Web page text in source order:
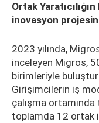
Ortak
inovasyon
2023 yılında,
inceleyen Migros,
birimleriyle
Girişimcilerin iş
çalışma
toplamda 12 ortak